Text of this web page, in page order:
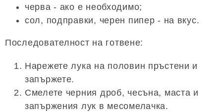
черва - ако е необходимо;
сол, подправки, черен пипер - на вкус.
Последователност на готвене:
Нарежете лука на половин пръстени и
запържете.
Смелете черния дроб, чесъна, маста и
запържения лук в месомелачка.